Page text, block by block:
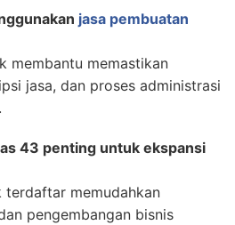
jasa pembuatan
membantu memastikan
jasa, dan proses administrasi
43 penting untuk ekspansi
terdaftar memudahkan
pengembangan bisnis